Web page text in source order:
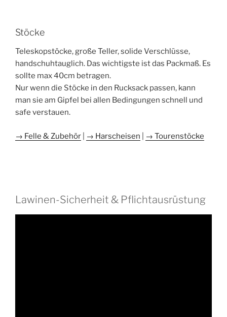
Stöcke
Teleskopstöcke, große Teller, solide Verschlüsse,
handschuhtauglich. Das wichtigste ist das Packmaß. Es
sollte max 40cm betragen.
Nur wenn die Stöcke in den Rucksack passen, kann
man sie am Gipfel bei allen Bedingungen schnell und
safe verstauen.
→ Felle & Zubehör → Harscheisen → Tourenstöcke
Lawinen-Sicherheit & Pflichtausrüstung